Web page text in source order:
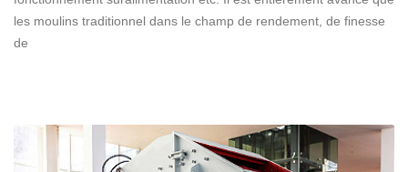
les moulins traditionnel dans le champ de rendement, de finesse
de